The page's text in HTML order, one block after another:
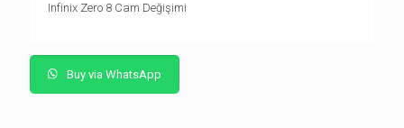
Infinix Zero 8 Cam Değişimi
Buy via WhatsApp